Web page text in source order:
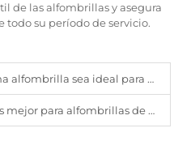
de las alfombrillas y asegura
todo su período de servicio.
para uso en todas las condiciones climáticas?
para alfombrillas de coche duraderas?